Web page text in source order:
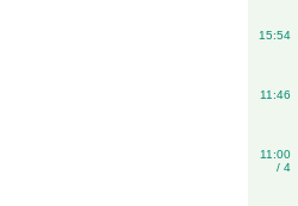
15:54
11:46
11:00
/ 4